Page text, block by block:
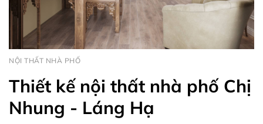
NỘI THẤT NHÀ PHỐ
Thiết kế nội thất nhà phố Chị
Nhung - Láng Hạ